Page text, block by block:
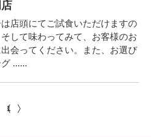
店頭にてご試食いただけますの
して味わってみて、お客様のお
会ってください。また、お選び
......
1